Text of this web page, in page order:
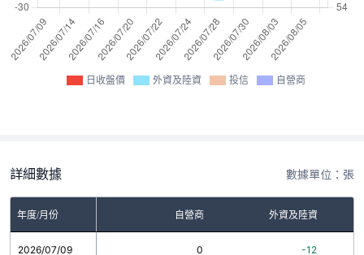
日收盤價 外資及陸資 投信 自營商
詳細數據 數據單位：張
年度/月份 自營商 外資及陸資
2026/07/09 0 -12